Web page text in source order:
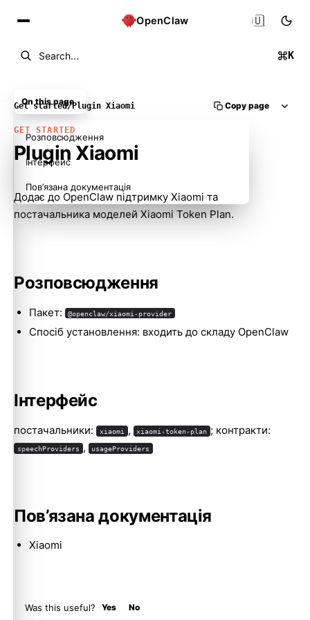
OpenClaw
Search... K
🇺🇦
Get started/Plugin Xiaomi Copy page
GET STARTED
Plugin Xiaomi
Додає до OpenClaw підтримку Xiaomi та
постачальника моделей Xiaomi Token Plan.
Розповсюдження
Пакет: @openclaw/xiaomi-provider
Спосіб установлення: входить до складу OpenClaw
Інтерфейс
постачальники: xiaomi , xiaomi-token-plan ; контракти:
speechProviders , usageProviders
Пов’язана документація
Xiaomi
Was this useful? Yes No
On this page
Розповсюдження
Інтерфейс
Пов’язана документація